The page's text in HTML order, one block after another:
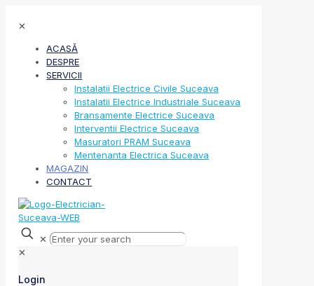
✕
ACASĂ
DESPRE
SERVICII
Instalatii Electrice Civile Suceava
Instalatii Electrice Industriale Suceava
Bransamente Electrice Suceava
Interventii Electrice Suceava
Masuratori PRAM Suceava
Mentenanta Electrica Suceava
MAGAZIN
CONTACT
✕
✕
Login